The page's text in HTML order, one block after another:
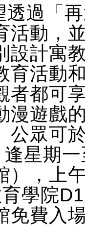
透過「
活動，
設計寓
育活動
者都可
漫遊戲
公眾可
星期
），上
學院
免費入